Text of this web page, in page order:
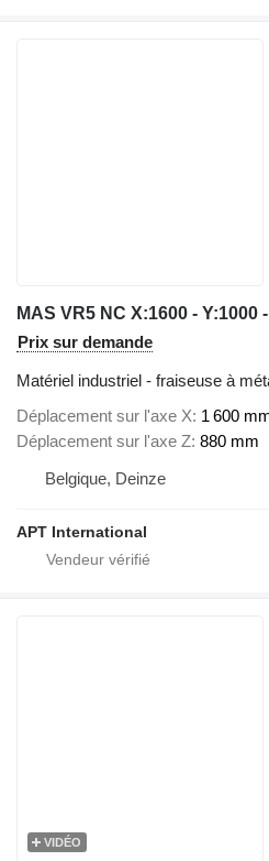
MAS VR5 NC X:1600 - Y:1000
Prix sur demande
Matériel industriel - fraiseuse à
Déplacement sur l'axe X 1 600
Déplacement sur l'axe Z 880 mm
Belgique, Deinze
APT International
VIDÉO